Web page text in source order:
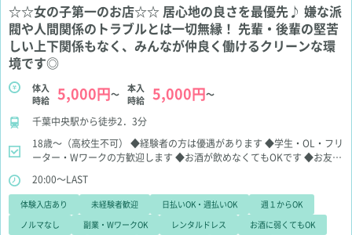
☆☆女の子第一のお店☆☆ 居心地の良さを最優先♪ 嫌な派
閥や人間関係のトラブルとは一切無縁！ 先輩・後輩の堅苦
しい上下関係もなく、みんなが仲良く働けるクリーンな環
境です◎
体入
時給
5,000円～
本入
時給
5,000円～
千葉中央駅から徒歩2．3分
18歳～（高校生不可）
◆経験者の方は優遇があります ◆学生・OL・フリ
ーター・Wワークの方歓迎します ◆お酒が飲めなくてもOKです ◆お友達
20:00～LAST
体験入店あり 未経験者歓迎 日払いOK・週払いOK
週１からOK
ノルマなし
副業・WワークOK レンタルドレス
お酒に弱くてもOK